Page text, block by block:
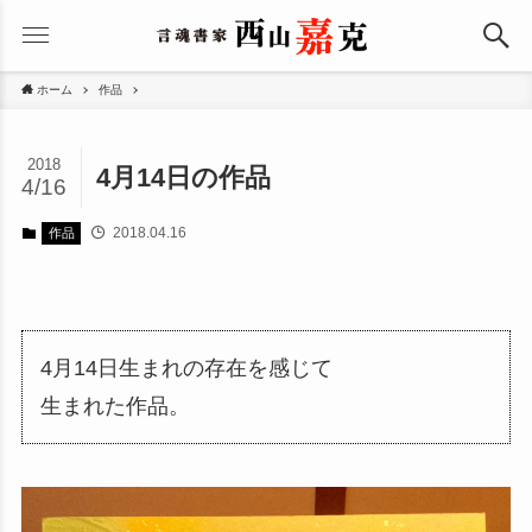
ホーム 作品
4月14日の作品
2018
4/16
作品 2018.04.16
4月14日生まれの存在を感じて
生まれた作品。